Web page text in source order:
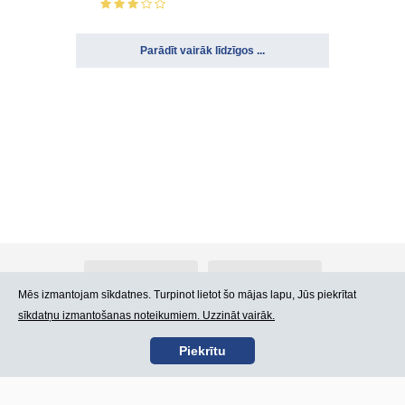
Parādīt vairāk līdzīgos ...
Kontakti Lietošanas noteikumi
Mēs izmantojam sīkdatnes. Turpinot lietot šo mājas lapu, Jūs piekrītat
sīkdatņu izmantošanas noteikumiem. Uzzināt vairāk.
Piekrītu